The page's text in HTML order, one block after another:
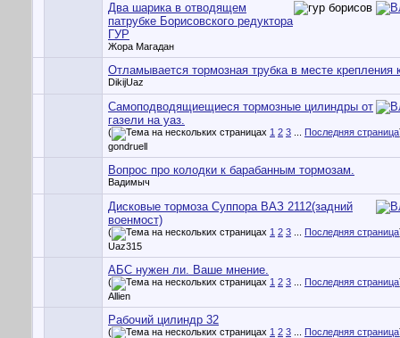
Два шарика в отводящем
патрубке Борисовского редуктора
ГУР
Жора Магадан
Отламывается тормозная трубка в месте крепления
DikijUaz
Самоподводящиещиеся тормозные цилиндры от
газели на уаз.
( 1 2 3 Последняя страница
gondruell
Вопрос про колодки к барабанным тормозам.
Вадимыч
Дисковые тормоза Суппора ВАЗ 2112(задний
военмост)
( 1 2 3 Последняя страница
Uaz315
АБС нужен ли. Ваше мнение.
( 1 2 3 Последняя страница
Allien
Рабочий цилиндр 32
( 1 2 3 Последняя страница